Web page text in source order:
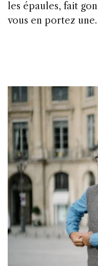
les épaules, fait
vous en portez une.